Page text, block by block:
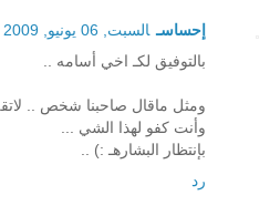
إحساسـ السبت, 06 يونيو, 2009
بالتوفيق لكـ اخي أسامه ..
ومثل ماقال صاحبنا شخص .. لاتقل عن
وأنت كفو لهذا الشي ...
بإنتظار البشارهـ :) ..
رد